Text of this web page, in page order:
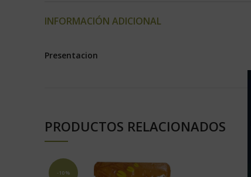
INFORMACIÓN ADICIONAL
Presentacion
PRODUCTOS RELACIONADOS
-10%